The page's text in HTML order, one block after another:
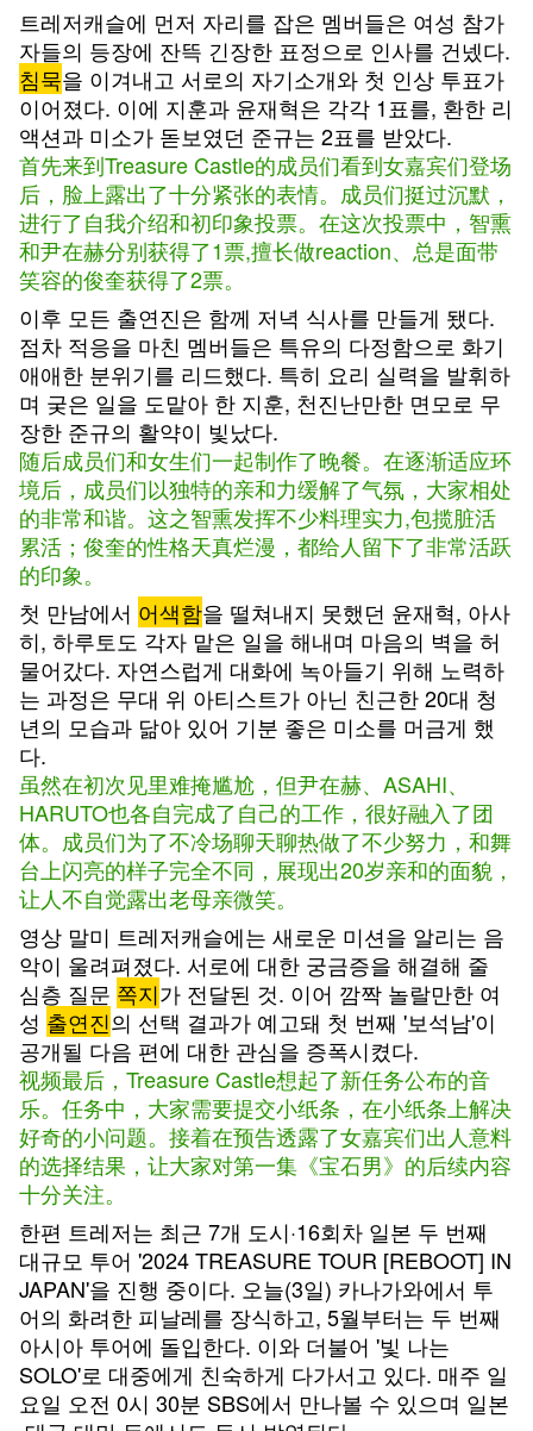
트레저캐슬에 먼저 자리를 잡은 멤버들은 여성 참가
자들의 등장에 잔뜩 긴장한 표정으로 인사를 건넸다.
침묵을 이겨내고 서로의 자기소개와 첫 인상 투표가
이어졌다. 이에 지훈과 윤재혁은 각각 1표를, 환한 리
액션과 미소가 돋보였던 준규는 2표를 받았다.
首先来到Treasure Castle的成员们看到女嘉宾们登场
后，脸上露出了十分紧张的表情。成员们挺过沉默，
进行了自我介绍和初印象投票。在这次投票中，智熏
和尹在赫分别获得了1票,擅长做reaction、总是面带
笑容的俊奎获得了2票。
이후 모든 출연진은 함께 저녁 식사를 만들게 됐다.
점차 적응을 마친 멤버들은 특유의 다정함으로 화기
애애한 분위기를 리드했다. 특히 요리 실력을 발휘하
며 궂은 일을 도맡아 한 지훈, 천진난만한 면모로 무
장한 준규의 활약이 빛났다.
随后成员们和女生们一起制作了晚餐。在逐渐适应环
境后，成员们以独特的亲和力缓解了气氛，大家相处
的非常和谐。这之智熏发挥不少料理实力,包揽脏活
累活；俊奎的性格天真烂漫，都给人留下了非常活跃
的印象。
첫 만남에서 어색함을 떨쳐내지 못했던 윤재혁, 아사
히, 하루토도 각자 맡은 일을 해내며 마음의 벽을 허
물어갔다. 자연스럽게 대화에 녹아들기 위해 노력하
는 과정은 무대 위 아티스트가 아닌 친근한 20대 청
년의 모습과 닮아 있어 기분 좋은 미소를 머금게 했
다.
虽然在初次见里难掩尴尬，但尹在赫、ASAHI、
HARUTO也各自完成了自己的工作，很好融入了团
体。成员们为了不冷场聊天聊热做了不少努力，和舞
台上闪亮的样子完全不同，展现出20岁亲和的面貌，
让人不自觉露出老母亲微笑。
영상 말미 트레저캐슬에는 새로운 미션을 알리는 음
악이 울려펴졌다. 서로에 대한 궁금증을 해결해 줄
심층 질문 쪽지가 전달된 것. 이어 깜짝 놀랄만한 여
성 출연진의 선택 결과가 예고돼 첫 번째 '보석남'이
공개될 다음 편에 대한 관심을 증폭시켰다.
视频最后，Treasure Castle想起了新任务公布的音
乐。任务中，大家需要提交小纸条，在小纸条上解决
好奇的小问题。接着在预告透露了女嘉宾们出人意料
的选择结果，让大家对第一集《宝石男》的后续内容
十分关注。
한편 트레저는 최근 7개 도시·16회차 일본 두 번째
대규모 투어 '2024 TREASURE TOUR [REBOOT] IN
JAPAN'을 진행 중이다. 오늘(3일) 카나가와에서 투
어의 화려한 피날레를 장식하고, 5월부터는 두 번째
아시아 투어에 돌입한다. 이와 더불어 '빛 나는
SOLO'로 대중에게 친숙하게 다가서고 있다. 매주 일
요일 오전 0시 30분 SBS에서 만나볼 수 있으며 일본